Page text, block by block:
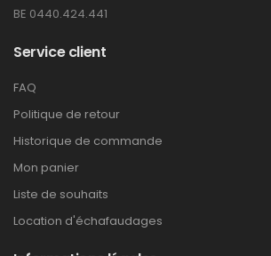
BE 0440.424.441
Service client
FAQ
Politique de retour
Historique de commande
Mon panier
Liste de souhaits
Location d'échafaudages